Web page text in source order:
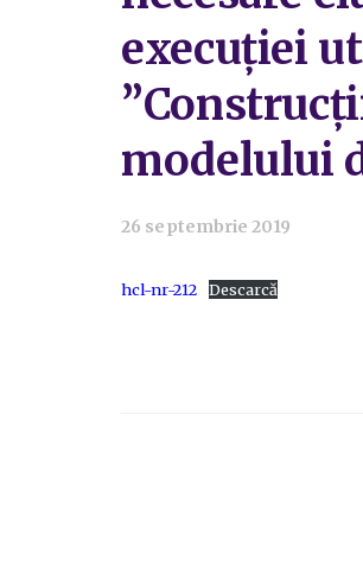
execuției
modelului
26 septembrie 2019
hcl-nr-212 Descarcă